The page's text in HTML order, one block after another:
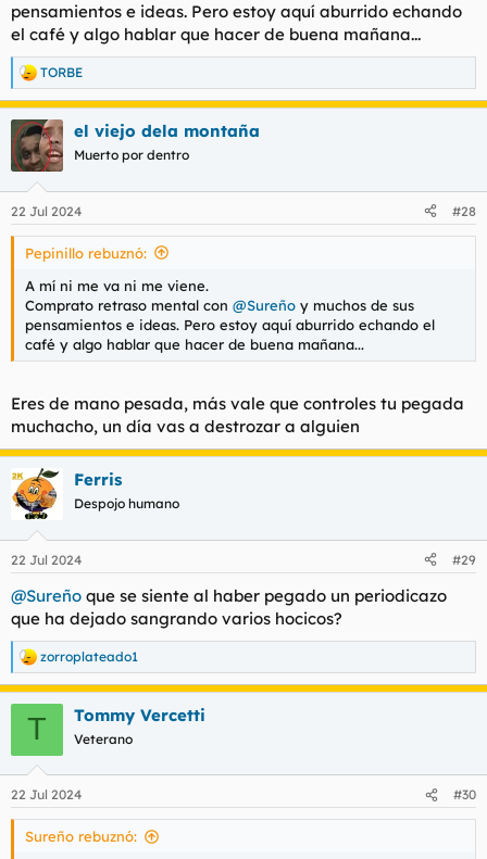
pensamientos e ideas. Pero estoy aquí aburrido echando
el café y algo hablar que hacer de buena mañana...
R
e
a
c
c
i
e
s
TORBE
el viejo dela montaña
Muerto por dentro
22 Jul 2024 #28
Pepinillo rebuznó:
A mí ni me va ni me viene.
Comprato retraso mental con @Sureño y muchos de sus
pensamientos e ideas. Pero estoy aquí aburrido echando el
café y algo hablar que hacer de buena mañana...
Eres de mano pesada, más vale que controles tu pegada
muchacho, un día vas a destrozar a alguien
Ferris
Despojo humano
22 Jul 2024 #29
@Sureño que se siente al haber pegado un periodicazo
que ha dejado sangrando varios hocicos?
R
e
a
e
s
zorroplateado1
T Tommy Vercetti
Veterano
22 Jul 2024 #30
Sureño rebuznó: